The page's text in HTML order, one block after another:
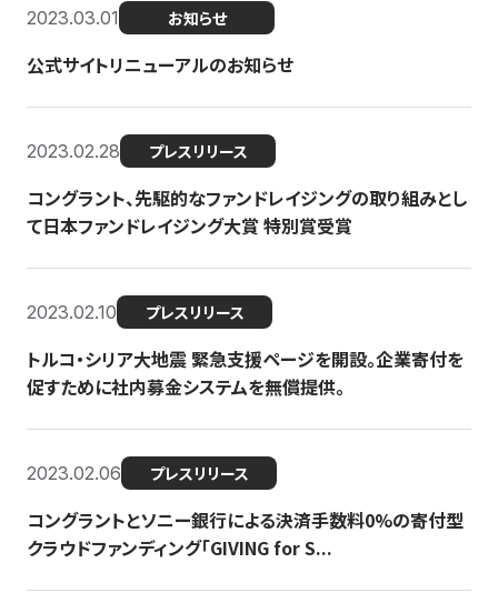
2023.03.01 お知らせ
公式サイトリニューアルのお知らせ
2023.02.28 プレスリリース
コングラント、先駆的なファンドレイジングの取り組みとし
て日本ファンドレイジング大賞 特別賞受賞
2023.02.10 プレスリリース
トルコ・シリア大地震 緊急支援ページを開設。企業寄付を
促すために社内募金システムを無償提供。
2023.02.06 プレスリリース
コングラントとソニー銀行による決済手数料0%の寄付型
クラウドファンディング「GIVING for S...